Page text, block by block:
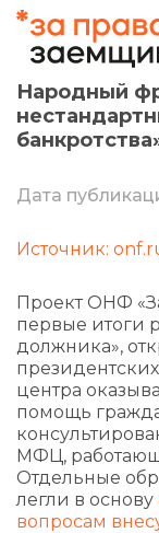
Народный
Дата
Источник:
Проект ОНФ
первые итоги
должника»,
центра
помощь
МФЦ,
Отдельные
легли в основу
вопросам